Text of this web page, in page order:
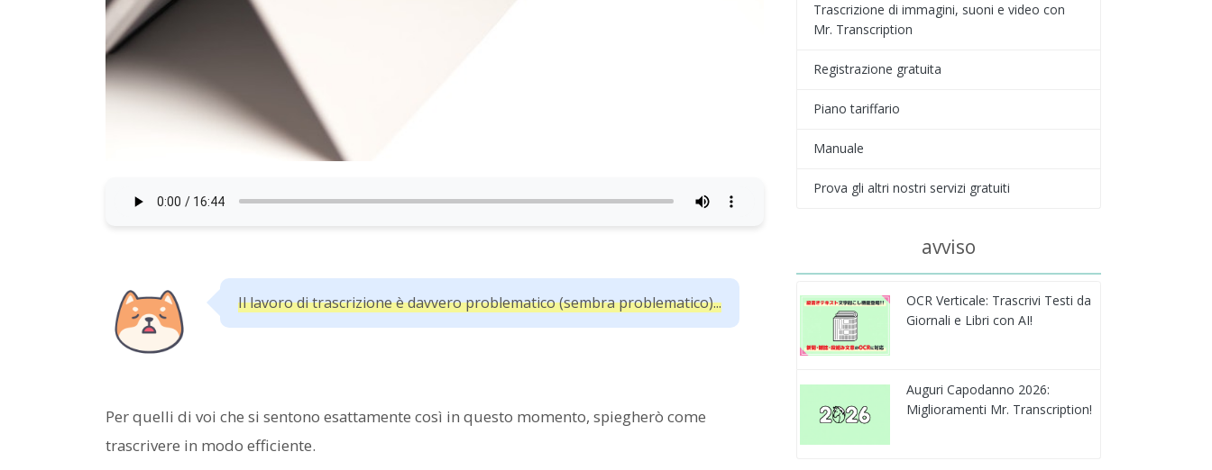
Il lavoro di trascrizione è davvero problematico (sembra problematico)...
Per quelli di voi che si sentono esattamente così in questo momento, spiegherò come
trascrivere in modo efficiente.
Trascrizione di immagini, suoni e video con
Mr. Transcription
Registrazione gratuita
Piano tariffario
Manuale
Prova gli altri nostri servizi gratuiti
avviso
OCR Verticale: Trascrivi Testi da
Giornali e Libri con AI!
Auguri Capodanno 2026:
Miglioramenti Mr. Transcription!